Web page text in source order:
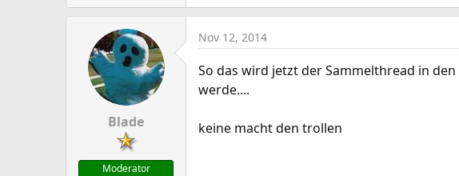
Blade
Moderator
Nov 12, 2014
So das wird jetzt der Sammelthread in
werde....
keine macht den trollen